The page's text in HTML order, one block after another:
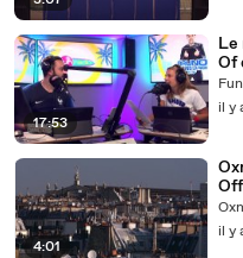
17:53
Le
Of
il y
4:01
il y